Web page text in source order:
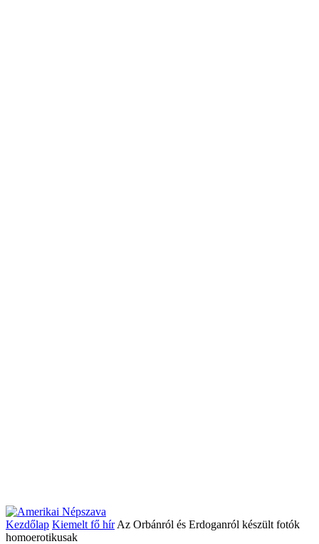
Kezdőlap Kiemelt fő hír Az Orbánról és Erdoganról készült fotók
homoerotikusak